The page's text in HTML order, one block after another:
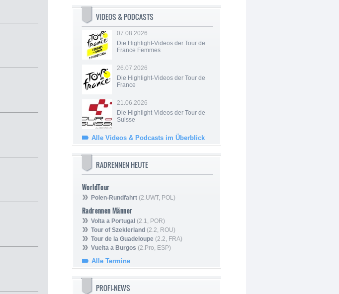
VIDEOS & PODCASTS
07.08.2026
Die Highlight-Videos der Tour de
France Femmes
26.07.2026
Die Highlight-Videos der Tour de
France
21.06.2026
Die Highlight-Videos der Tour de
Suisse
Alle Videos & Podcasts im Überblick
RADRENNEN HEUTE
WorldTour
Polen-Rundfahrt (2.UWT, POL)
Radrennen Männer
Volta a Portugal (2.1, POR)
Tour of Szeklerland (2.2, ROU)
Tour de la Guadeloupe (2.2, FRA)
Vuelta a Burgos (2.Pro, ESP)
Alle Termine
PROFI-NEWS